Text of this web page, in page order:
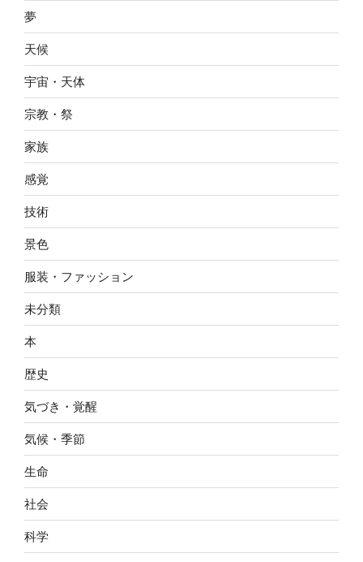
夢
天候
宇宙・天体
宗教・祭
家族
感覚
技術
景色
服装・ファッション
未分類
本
歴史
気づき・覚醒
気候・季節
生命
社会
科学